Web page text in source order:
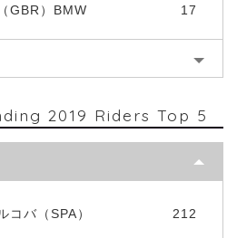
GBR）BMW 17
2019 Riders Top 5
コバ（SPA）
212